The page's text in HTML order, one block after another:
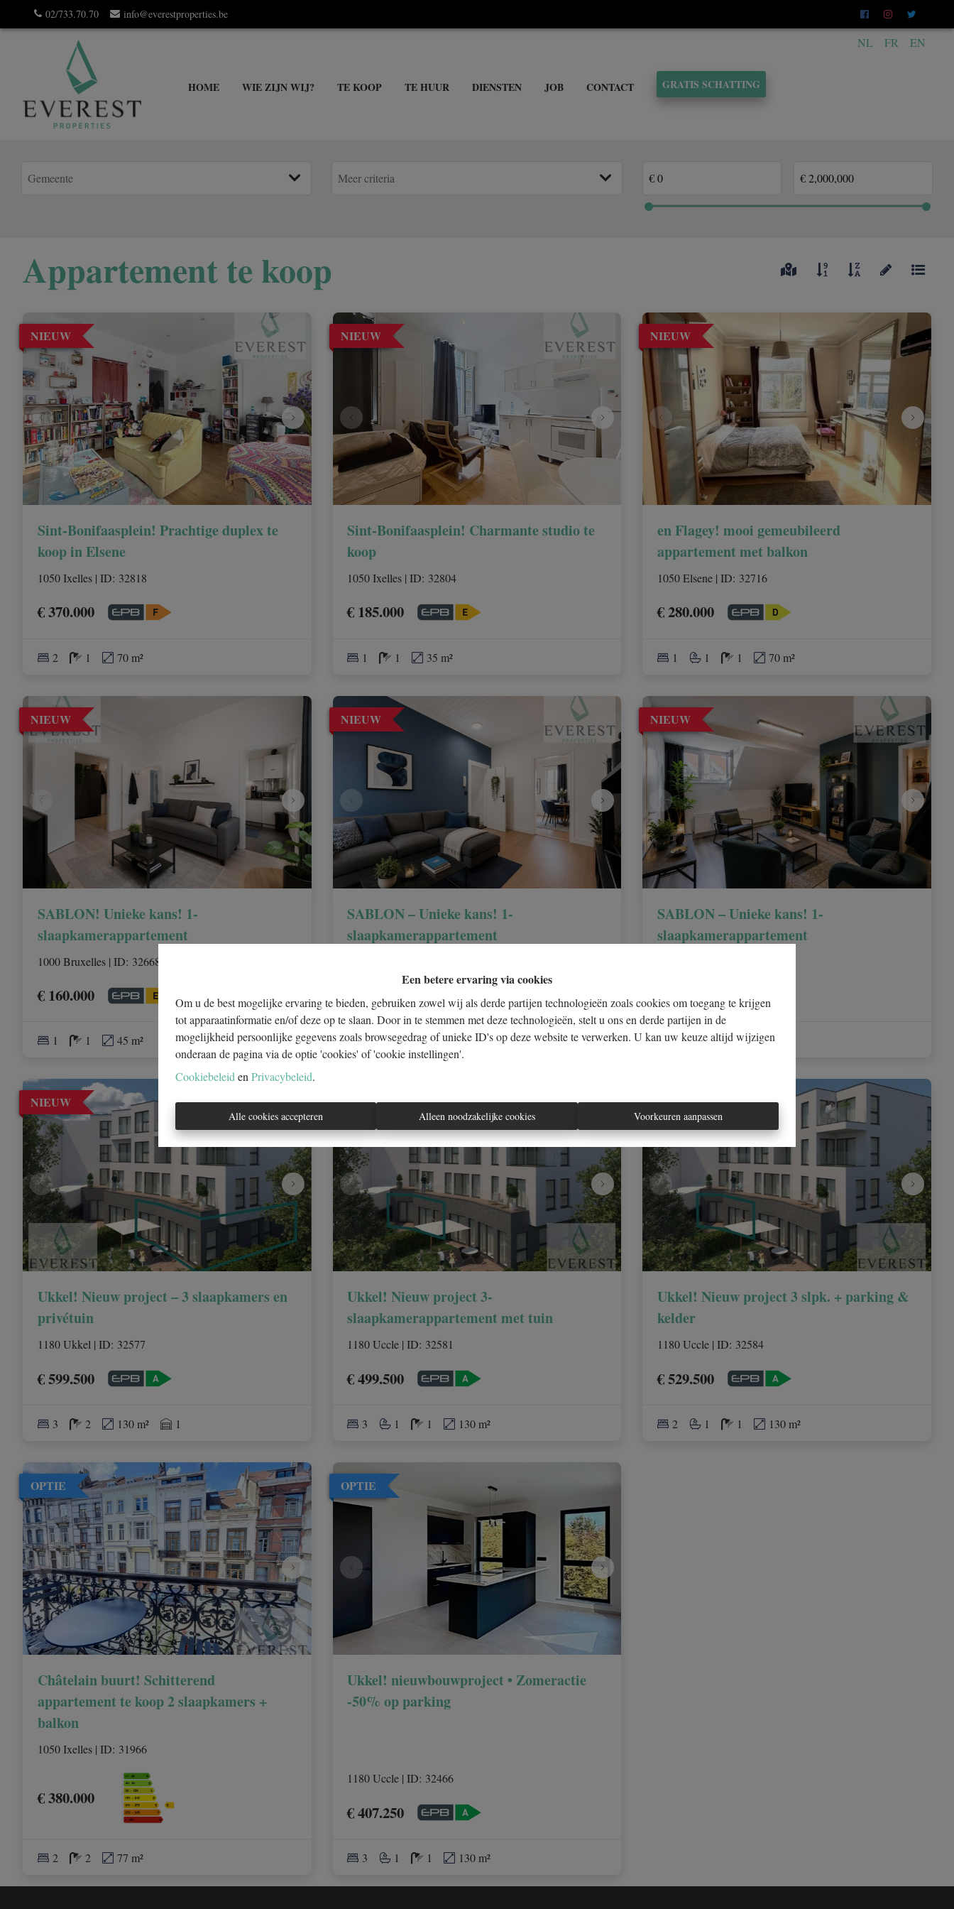
Een betere ervaring via cookies
Om u de best mogelijke ervaring te bieden, gebruiken zowel wij als derde partijen technologieën zoals cookies om toegang te krijgen
tot apparaatinformatie en/of deze op te slaan. Door in te stemmen met deze technologieën, stelt u ons en derde partijen in de
mogelijkheid persoonlijke gegevens zoals browsegedrag of unieke ID's op deze website te verwerken. U kan uw keuze altijd wijzigen
onderaan de pagina via de optie 'cookies' of 'cookie instellingen'.
Cookiebeleid en Privacybeleid.
Alle cookies accepteren Alleen noodzakelijke cookies Voorkeuren aanpassen
02/733.70.70 info@everestproperties.be
HOME WIE ZIJN WIJ? TE KOOP TE HUUR DIENSTEN JOB CONTACT GRATIS SCHATTING
NL FR EN
Appartement te koop
NIEUW
Sint-Bonifaasplein! Prachtige duplex te
koop in Elsene
1050 Ixelles | ID: 32818
€ 370.000
2 1 70 m²
NIEUW
Sint-Bonifaasplein! Charmante studio te
koop
1050 Ixelles | ID: 32804
€ 185.000
1 1 35 m²
NIEUW
en Flagey! mooi gemeubileerd
appartement met balkon
1050 Elsene | ID: 32716
€ 280.000
1 1 1 70 m²
NIEUW
SABLON! Unieke kans! 1-
slaapkamerappartement
1000 Bruxelles | ID: 32668
€ 160.000
1 1 45 m²
NIEUW
SABLON – Unieke kans! 1-
slaapkamerappartement
€ 155.000
1 1 56 m²
NIEUW
SABLON – Unieke kans! 1-
slaapkamerappartement
€ 150.000
1 1 50 m²
NIEUW
Ukkel! Nieuw project – 3 slaapkamers en
privétuin
1180 Ukkel | ID: 32577
€ 599.500
3 2 130 m² 1
NIEUW
Ukkel! Nieuw project 3-
slaapkamerappartement met tuin
1180 Uccle | ID: 32581
€ 499.500
3 1 1 130 m²
NIEUW
Ukkel! Nieuw project 3 slpk. + parking &
kelder
1180 Uccle | ID: 32584
€ 529.500
2 1 1 130 m²
OPTIE
Châtelain buurt! Schitterend
appartement te koop 2 slaapkamers +
balkon
1050 Ixelles | ID: 31966
€ 380.000
2 2 77 m²
OPTIE
Ukkel! nieuwbouwproject • Zomeractie
-50% op parking
1180 Uccle | ID: 32466
€ 407.250
3 1 1 130 m²